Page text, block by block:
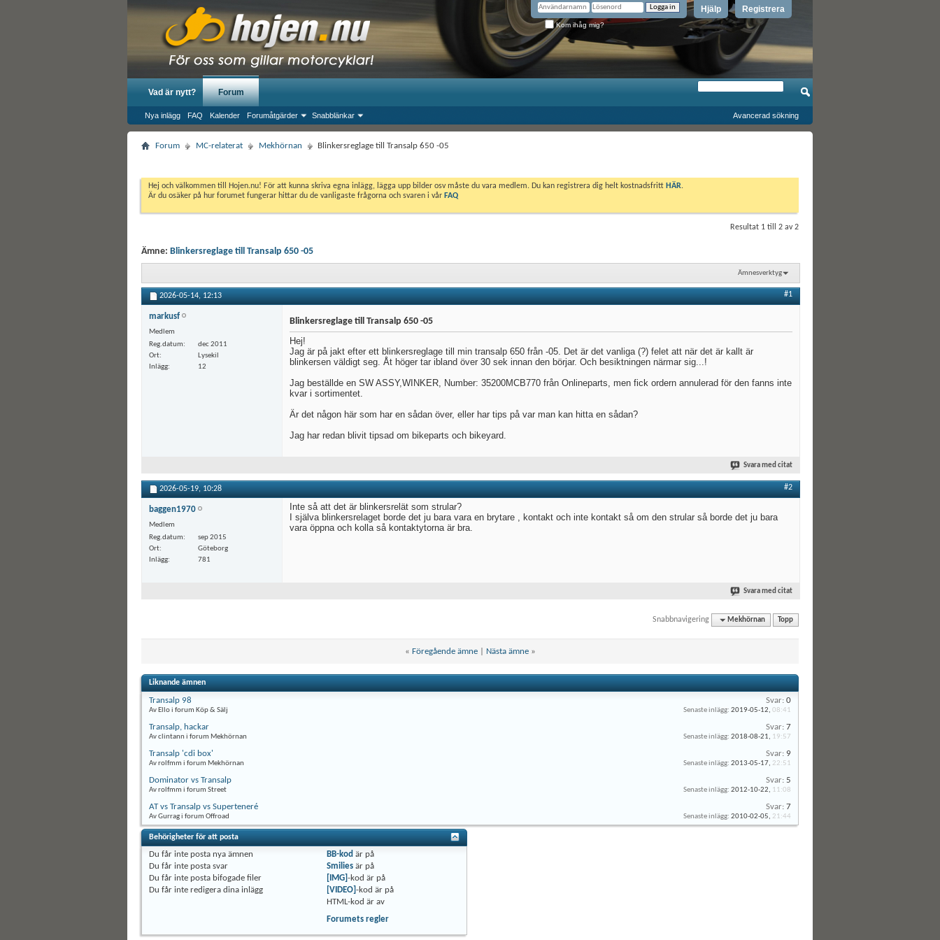
Registrera
Hjälp
Kom ihåg mig?
Vad är nytt? Forum
Nya inlägg FAQ Kalender Forumåtgärder Snabblänkar Avancerad sökning
Forum MC-relaterat Mekhörnan Blinkersreglage till Transalp 650 -05
Hej och välkommen till Hojen.nu! För att kunna skriva egna inlägg, lägga upp bilder osv måste du vara medlem. Du kan registrera dig helt kostnadsfritt HÄR.
Är du osäker på hur forumet fungerar hittar du de vanligaste frågorna och svaren i vår FAQ
Resultat 1 till 2 av 2
Ämne: Blinkersreglage till Transalp 650 -05
Ämnesverktyg
2026-05-14, 12:13 #1
markusf
Medlem
Reg.datum
dec 2011
Ort
Lysekil
Inlägg
12
Blinkersreglage till Transalp 650 -05
Hej!
Jag är på jakt efter ett blinkersreglage till min transalp 650 från -05. Det är det vanliga (?) felet att när det är kallt är
blinkersen väldigt seg. Åt höger tar ibland över 30 sek innan den börjar. Och besiktningen närmar sig...!
Jag beställde en SW ASSY,WINKER, Number: 35200MCB770 från Onlineparts, men fick ordern annulerad för den fanns inte
kvar i sortimentet.
Är det någon här som har en sådan över, eller har tips på var man kan hitta en sådan?
Jag har redan blivit tipsad om bikeparts och bikeyard.
Svara med citat
2026-05-19, 10:28 #2
baggen1970
Medlem
Reg.datum
sep 2015
Ort
Göteborg
Inlägg
781
Inte så att det är blinkersrelät som strular?
I själva blinkersrelaget borde det ju bara vara en brytare , kontakt och inte kontakt så om den strular så borde det ju bara
vara öppna och kolla så kontaktytorna är bra.
Svara med citat
Snabbnavigering Mekhörnan Topp
« Föregående ämne| Nästa ämne »
Liknande ämnen
Transalp 98
Av Ello i forum Köp & Sälj
Svar: 0
Senaste inlägg: 2019-05-12, 08:41
Transalp, hackar
Av clintann i forum Mekhörnan
Svar: 7
Senaste inlägg: 2018-08-21, 19:57
Transalp 'cdi box'
Av rolfmm i forum Mekhörnan
Svar: 9
Senaste inlägg: 2013-05-17, 22:51
Dominator vs Transalp
Av rolfmm i forum Street
Svar: 5
Senaste inlägg: 2012-10-22, 11:08
AT vs Transalp vs Superteneré
Av Gurrag i forum Offroad
Svar: 7
Senaste inlägg: 2010-02-05, 21:44
Behörigheter för att posta
Du får inte posta nya ämnen
Du får inte posta svar
Du får inte posta bifogade filer
Du får inte redigera dina inlägg
BB-kod är på
Smilies är på
[IMG] -kod är på
[VIDEO] -kod är på
HTML-kod är av
Forumets regler